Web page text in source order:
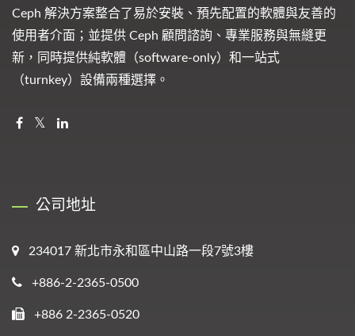
Ceph 解決方案整合了易於安裝、預先配置的軟體與友善的
使用者介面；並提供 Ceph 顧問諮詢、專業服務與無縫更
新，同時提供純軟體（software-only）和一站式
（turnkey）設備兩種選擇。
公司地址
234017 新北市永和區中山路一段7號3樓
+886-2-2365-0500
+886 2-2365-0520